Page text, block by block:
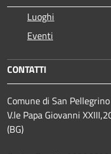
Luoghi
Eventi
CONTATTI
Comune di San
V.le Papa Giovanni
(BG)